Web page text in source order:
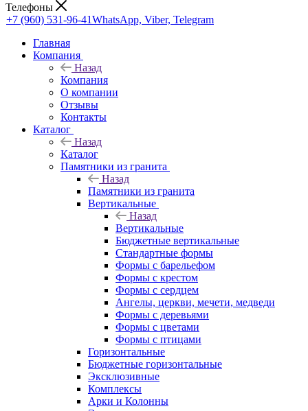
Телефоны
+7 (960) 531-96-41WhatsApp, Viber, Telegram
Главная
Компания
Назад
Компания
О компании
Отзывы
Контакты
Каталог
Назад
Каталог
Памятники из гранита
Назад
Памятники из гранита
Вертикальные
Назад
Вертикальные
Бюджетные вертикальные
Стандартные формы
Формы с барельефом
Формы с крестом
Формы с сердцем
Ангелы, церкви, мечети, медведи
Формы с деревьями
Формы с цветами
Формы с птицами
Горизонтальные
Бюджетные горизонтальные
Эксклюзивные
Комплексы
Арки и Колонны